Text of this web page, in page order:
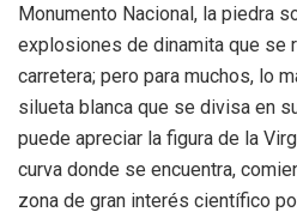
Monumento Nacional, la piedra
explosiones de dinamita que se
carretera; pero para muchos, lo
silueta blanca que se divisa en
puede apreciar la figura de la
curva donde se encuentra,
zona de gran interés científico